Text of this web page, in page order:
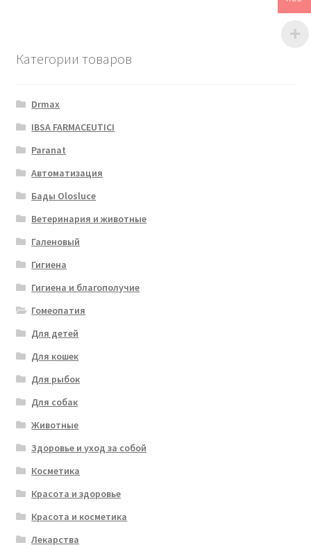
Категории товаров
Drmax
IBSA FARMACEUTICI
Paranat
Автоматизация
Бады Olosluce
Ветеринария и животные
Галеновый
Гигиена
Гигиена и благополучие
Гомеопатия
Для детей
Для кошек
Для рыбок
Для собак
Животные
Здоровье и уход за собой
Косметика
Красота и здоровье
Красота и косметика
Лекарства